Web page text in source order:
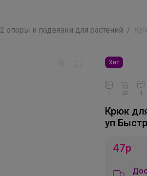
2 опоры и подвязки для растений
Хит
1 62 1
Крюк
уп
47р